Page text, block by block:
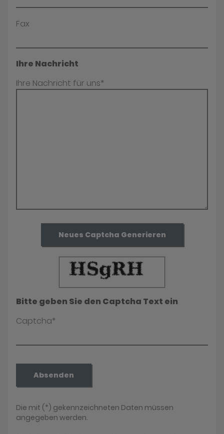
Fax
Ihre Nachricht
Ihre Nachricht für uns*
Neues Captcha Generieren
Bitte geben Sie den Captcha Text ein
Captcha*
Absenden
Die mit (*) gekennzeichneten Daten müssen
angegeben werden.